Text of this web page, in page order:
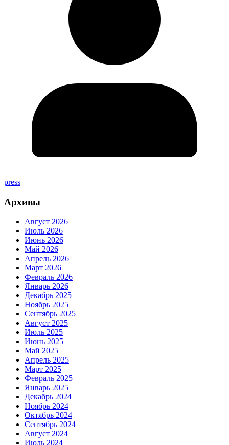
press
Архивы
Август 2026
Июль 2026
Июнь 2026
Май 2026
Апрель 2026
Март 2026
Февраль 2026
Январь 2026
Декабрь 2025
Ноябрь 2025
Сентябрь 2025
Август 2025
Июль 2025
Июнь 2025
Май 2025
Апрель 2025
Март 2025
Февраль 2025
Январь 2025
Декабрь 2024
Ноябрь 2024
Октябрь 2024
Сентябрь 2024
Август 2024
Июль 2024